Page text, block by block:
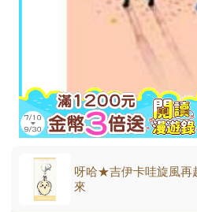
呀哈★吉伊卡哇旋風再
來